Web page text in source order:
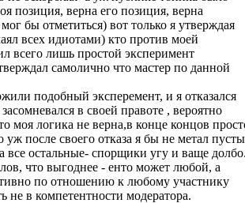
позиция, верна его позиция, верна
бы отметиться) вот только я утверждая
всех идиотами) кто против моей
всего лишь простой эксперимент
самолично что мастер по данной
подобный эксперемент, и я отказался
в своей правоте , вероятно
моя логика не верна,в конце концов
уж после своего отказа я бы не метал
все остальные- спорщики угу и ваще
что выгоднее - енто может любой, а
по отношению к любому участнику
не в компетентности модератора.